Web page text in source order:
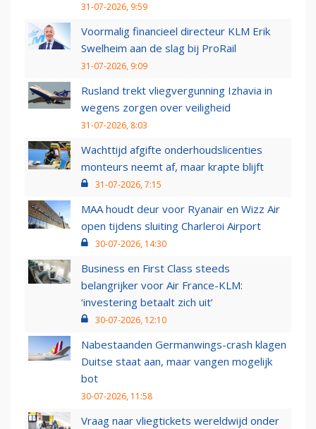
31-07-2026, 9:59
Voormalig financieel directeur KLM Erik
Swelheim aan de slag bij ProRail
31-07-2026, 9:09
Rusland trekt vliegvergunning Izhavia in
wegens zorgen over veiligheid
31-07-2026, 8:03
Wachttijd afgifte onderhoudslicenties
monteurs neemt af, maar krapte blijft
31-07-2026, 7:15
MAA houdt deur voor Ryanair en Wizz Air
open tijdens sluiting Charleroi Airport
30-07-2026, 14:30
Business en First Class steeds
belangrijker voor Air France-KLM:
‘investering betaalt zich uit’
30-07-2026, 12:10
Nabestaanden Germanwings-crash klagen
Duitse staat aan, maar vangen mogelijk
bot
30-07-2026, 11:58
Vraag naar vliegtickets wereldwijd onder